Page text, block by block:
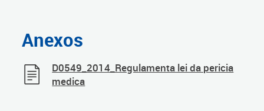
Anexos
D0549_2014_Regulamenta lei da pericia
medica